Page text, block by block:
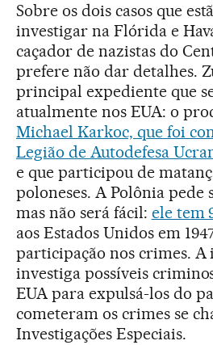
Sobre os dois casos que
investigar na Flórida e
caçador de nazistas do
prefere não dar detalhes.
principal expediente que
atualmente nos EUA: o
Michael Karkoc, que foi
Legião de Autodefesa
e que participou de
poloneses. A Polônia pede
mas não será fácil: ele tem
aos Estados Unidos em
participação nos crimes. A
investiga possíveis
EUA para expulsá-los do
cometeram os crimes se
Investigações Especiais.